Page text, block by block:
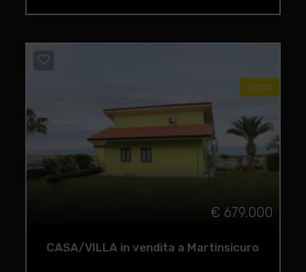
LUSSO
€ 679.000
CASA/VILLA in vendita a Martinsicuro